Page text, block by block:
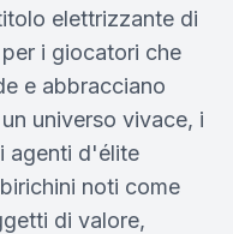
elettrizzante di
i giocatori che
e abbracciano
universo vivace, i
agenti d'élite
noti come
di valore,